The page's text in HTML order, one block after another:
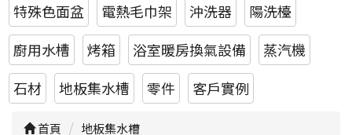
特殊色面盆
電熱毛巾架 沖洗器
陽洗檯
廚用水槽
烤箱 浴室暖房換氣設備
蒸汽機
石材
地板集水槽 零件 客戶實例
首頁 地板集水槽